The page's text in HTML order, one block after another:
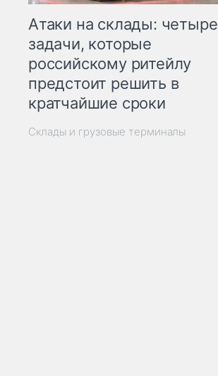
Атаки на склады: четыре
задачи, которые
российскому ритейлу
предстоит решить в
кратчайшие сроки
Склады и грузовые терминалы